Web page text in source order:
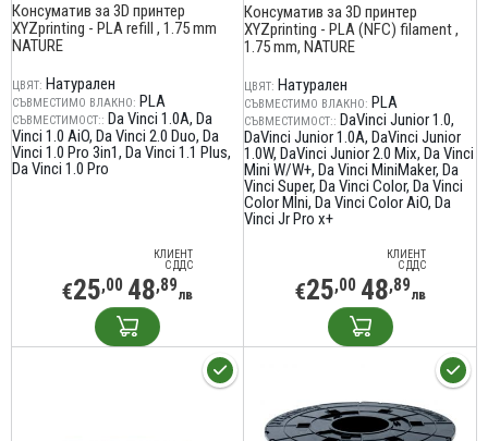
Консуматив за 3D принтер
XYZprinting - PLA refill , 1.75 mm
NATURE
ЦВЯТ: Натурален
СЪВМЕСТИМО ВЛАКНО: PLA
СЪВМЕСТИМОСТ:: Da Vinci 1.0A Da
Vinci 1.0 AiO Da Vinci 2.0 Duo Da
Vinci 1.0 Pro 3in1 Da Vinci 1.1 Plus
Da Vinci 1.0 Pro
КЛИЕНТ
С ДДС
€25,00 48,89лв
Консуматив за 3D принтер
XYZprinting - PLA (NFC) filament ,
1.75 mm, NATURE
ЦВЯТ: Натурален
СЪВМЕСТИМО ВЛАКНО: PLA
СЪВМЕСТИМОСТ:: DaVinci Junior 1.0
DaVinci Junior 1.0A DaVinci Junior
1.0W DaVinci Junior 2.0 Mix Da Vinci
Mini W/W+ Da Vinci MiniMaker Da
Vinci Super Da Vinci Color Da Vinci
Color MIni Da Vinci Color AiO Da
Vinci Jr Pro x+
КЛИЕНТ
С ДДС
€25,00 48,89лв